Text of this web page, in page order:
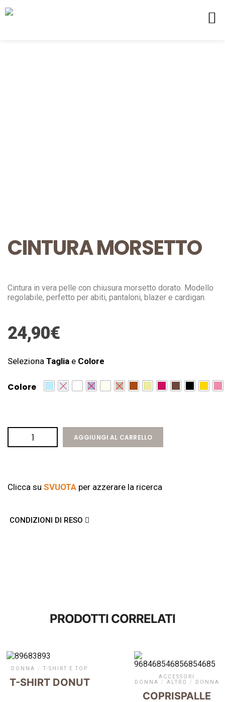
CINTURA MORSETTO
Cintura in vera pelle con chiusura morsetto dorato. Modello
regolabile, perfetto per abiti, pantaloni, blazer e cardigan.
24,90€
Seleziona Taglia e Colore
Colore
AGGIUNGI AL CARRELLO
Clicca su SVUOTA per azzerare la ricerca
CONDIZIONI DI RESO
PRODOTTI CORRELATI
DONNA / T-SHIRT E TOP
T-SHIRT DONUT
ACCESSORI
DONNA
/ ALTRO / DONNA
COPRISPALLE